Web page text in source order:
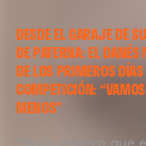
DESDE EL GARAJE DE
DE PATERNA: EL
DE LOS PRIMEROS
COMPETICIÓN:
MENOS”
“Hola, espero que